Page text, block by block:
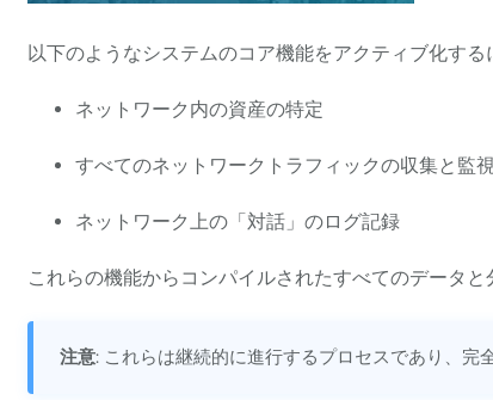
以下のようなシステムのコア機能をアクティブ化する
ネットワーク内の資産の特定
すべてのネットワークトラフィックの収集と監視
ネットワーク上の「対話」のログ記録
これらの機能からコンパイルされたすべてのデータ
注意: これらは継続的に進行するプロセスであり、完